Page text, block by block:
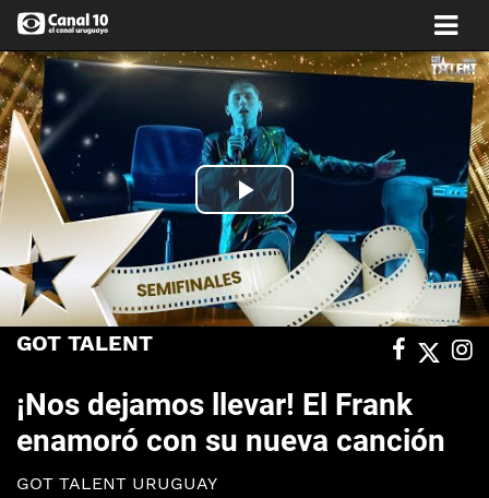
Play
Video
GOT TALENT
¡Nos dejamos llevar! El Frank
enamoró con su nueva canción
GOT TALENT URUGUAY